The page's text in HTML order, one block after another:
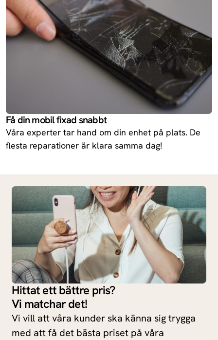
Få din mobil fixad snabbt
Våra experter tar hand om din enhet på plats. De
flesta reparationer är klara samma dag!
Hittat ett bättre pris?
Vi matchar det!
Vi vill att våra kunder ska känna sig trygga
med att få det bästa priset på våra